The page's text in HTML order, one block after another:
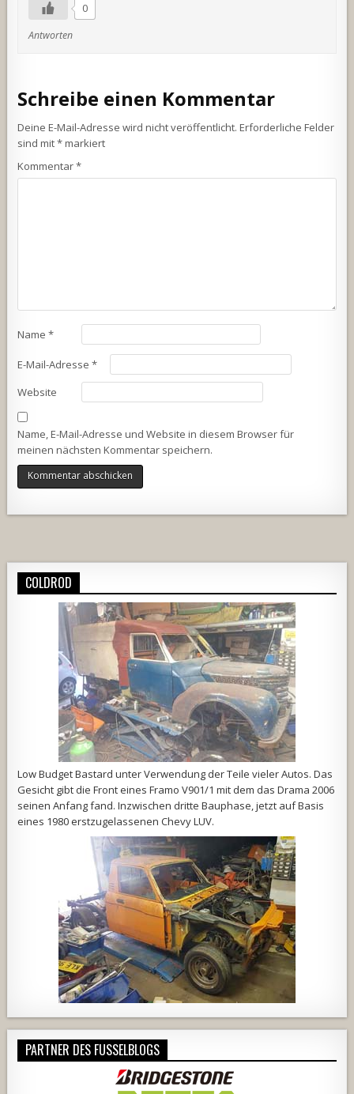
0
Antworten
Schreibe einen Kommentar
Deine E-Mail-Adresse wird nicht veröffentlicht. Erforderliche Felder
sind mit*markiert
Kommentar*
Name*
E-Mail-Adresse*
Website
Name, E-Mail-Adresse und Website in diesem Browser für
meinen nächsten Kommentar speichern.
COLDROD
Low Budget Bastard unter Verwendung der Teile vieler Autos. Das
Gesicht gibt die Front eines Framo V901/1 mit dem das Drama 2006
seinen Anfang fand. Inzwischen dritte Bauphase, jetzt auf Basis
eines 1980 erstzugelassenen Chevy LUV.
PARTNER DES FUSSELBLOGS